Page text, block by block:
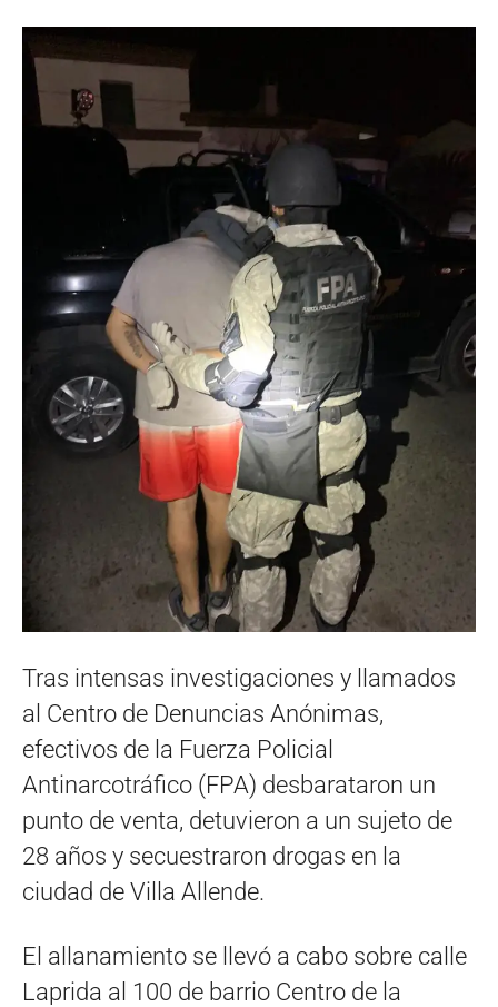
Tras intensas investigaciones y llamados
al Centro de Denuncias Anónimas,
efectivos de la Fuerza Policial
Antinarcotráfico (FPA) desbarataron un
punto de venta, detuvieron a un sujeto de
28 años y secuestraron drogas en la
ciudad de Villa Allende.
El allanamiento se llevó a cabo sobre calle
Laprida al 100 de barrio Centro de la